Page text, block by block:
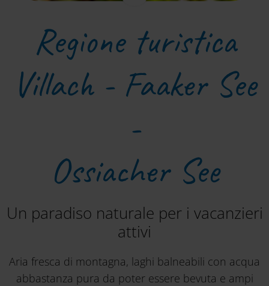
Regione turistica
Villach - Faaker See
-
Ossiacher See
Un paradiso naturale per i vacanzieri
attivi
Aria fresca di montagna, laghi balneabili con acqua
abbastanza pura da poter essere bevuta e ampi